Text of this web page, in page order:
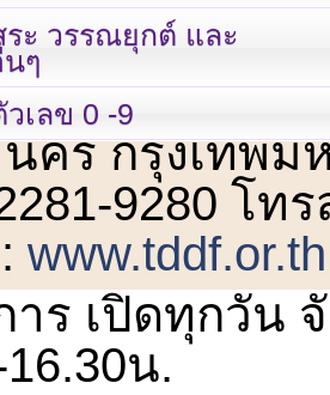
ะ วรรณยุกต์ และ
ๆ
เลข 0 -9
ชั้น 2 ถนนวิ
คร กรุงเทพม
9280 โท
:www.tddf.or.th
าร เปิดทุกวัน
น.